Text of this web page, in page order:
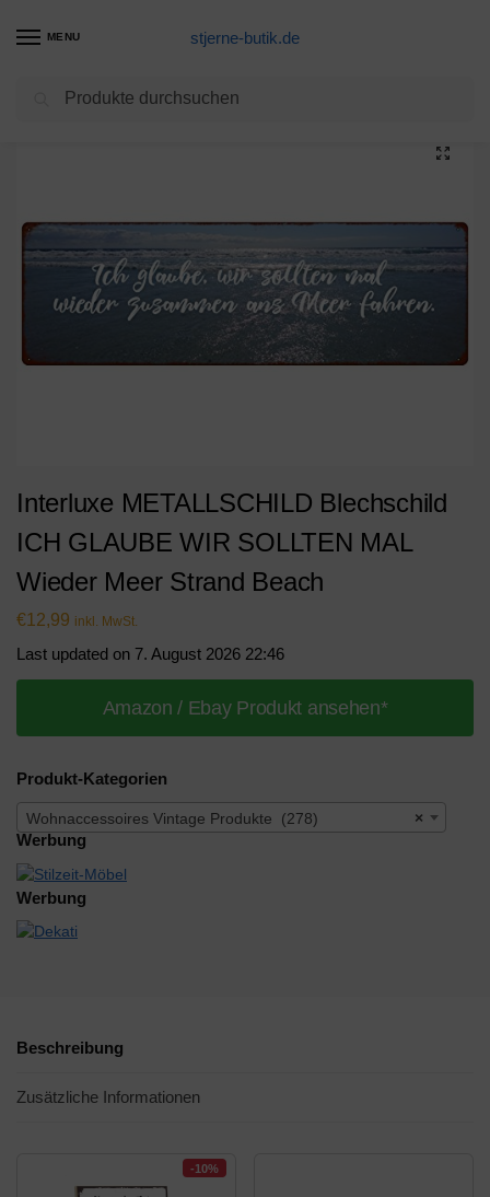
MENU stjerne-butik.de
Wohnaccessoires Vintage Produkte
Interluxe METALLSCHILD Blechschild
ICH GLAUBE WIR SOLLTEN MAL
Wieder Meer Strand Beach
€12,99 inkl. MwSt.
Last updated on 7. August 2026 22:46
Amazon / Ebay Produkt ansehen*
Produkt-Kategorien
×
Wohnaccessoires Vintage Produkte (278)
Werbung
Werbung
Beschreibung
Zusätzliche Informationen
-10%